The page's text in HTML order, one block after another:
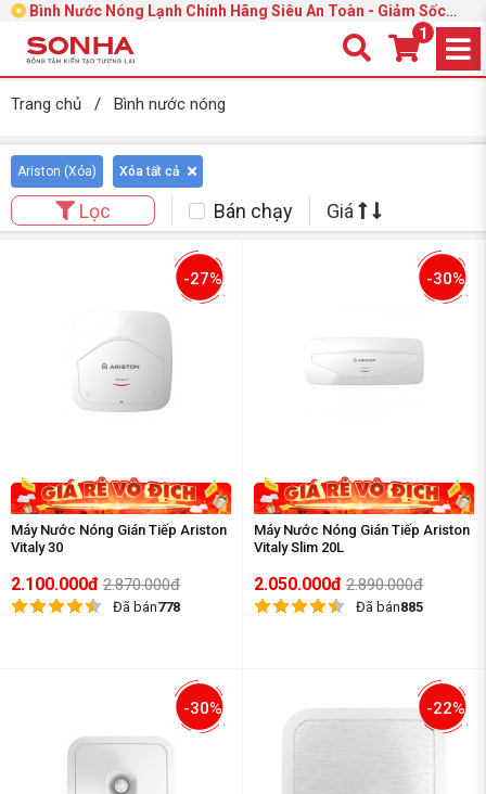
Bình Nước Nóng Lạnh Chính Hãng Siêu An Toàn - Giảm Sốc
1
Trang chủ / Bình nước nóng
Ariston (Xóa) Xóa tất cả
Lọc Bán chạy Giá
-27%
Máy Nước Nóng Gián Tiếp Ariston
Vitaly 30
2.100.000đ 2.870.000đ
Đã bán778
-30%
Máy Nước Nóng Gián Tiếp Ariston
Vitaly Slim 20L
2.050.000đ 2.890.000đ
Đã bán885
-30% -22%